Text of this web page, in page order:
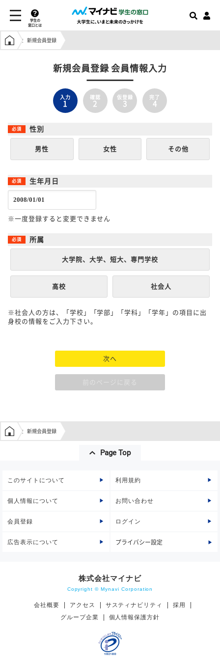
学生の
窓口とは
学生の窓口トップ
新規会員登録
新規会員登録 会員情報入力
入力
1
確認
2
仮登録
3
完了
4
性別
男性 女性 その他
生年月日
※一度登録すると変更できません
所属
大学院、大学、短大、専門学校
高校 社会人
※社会人の方は、「学校」「学部」「学科」「学年」の項目に出
身校の情報をご入力下さい。
次へ
前のページに戻る
学生の窓口トップ
新規会員登録
Page Top
このサイトについて 利用規約
個人情報について お問い合わせ
会員登録 ログイン
広告表示について プライバシー設定
株式会社マイナビ
Copyright © Mynavi Corporation
会社概要 アクセス サスティナビリティ
採用
グループ企業
個人情報保護方針